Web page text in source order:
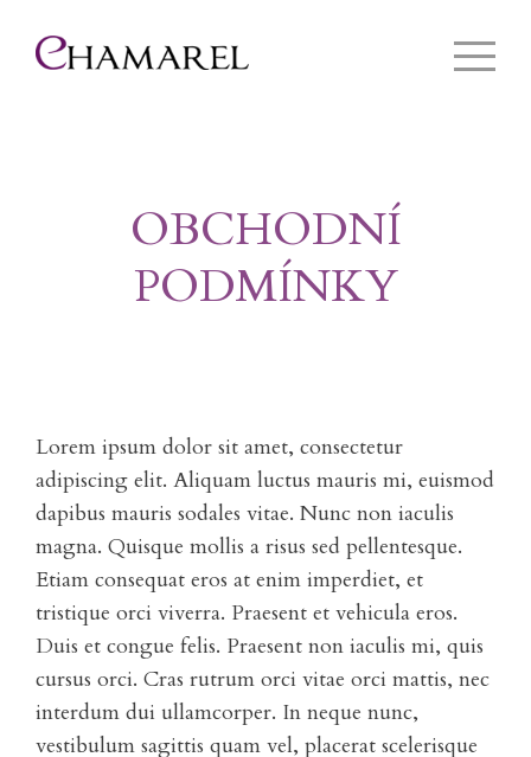
OBCHODNÍ
PODMÍNKY
Lorem ipsum dolor sit amet, consectetur
adipiscing elit. Aliquam luctus mauris mi, euismod
dapibus mauris sodales vitae. Nunc non iaculis
magna. Quisque mollis a risus sed pellentesque.
Etiam consequat eros at enim imperdiet, et
tristique orci viverra. Praesent et vehicula eros.
Duis et congue felis. Praesent non iaculis mi, quis
cursus orci. Cras rutrum orci vitae orci mattis, nec
interdum dui ullamcorper. In neque nunc,
vestibulum sagittis quam vel, placerat scelerisque